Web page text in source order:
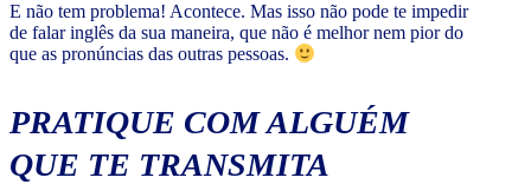
E não tem problema! Acontece. Mas isso não pode te impedir
de falar inglês da sua maneira, que não é melhor nem pior do
que as pronúncias das outras pessoas.
PRATIQUE COM ALGUÉM
QUE TE TRANSMITA